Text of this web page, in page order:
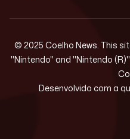
© 2025 Coelho News. This
"Nintendo" and "Nintendo
Desenvolvido com a